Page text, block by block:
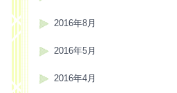
2016年8月
2016年5月
2016年4月